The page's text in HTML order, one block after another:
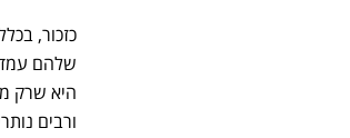
כזכור,
היא שרק
ורבים